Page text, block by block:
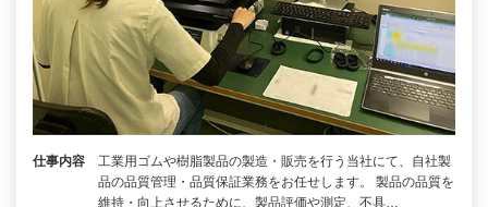
仕事内容
工業用ゴムや樹脂製品の製造・販売を行う当社にて、自社製
品の品質管理・品質保証業務をお任せします。 製品の品質を
維持・向上させるために、製品評価や測定、不具…